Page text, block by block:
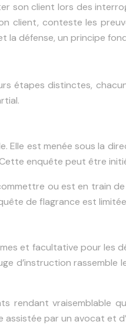
son client lors des
client, conteste les
la défense, un principe
étapes distinctes,
est menée sous la
enquête peut être
ou est en train
de flagrance est
et facultative pour
d’instruction
rendant vraisemblable
par un avocat et